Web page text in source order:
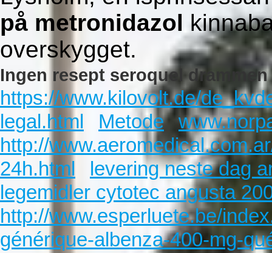
på metronidazol
overskygget.
Ingen resept seroquel
https://www.kilovolt.de/
legal.html
Metode
http://
24h.html
levering neste dag
legemidler cytotec angusta
http://www.esperluete.be/
générique-albenza-400-mg-